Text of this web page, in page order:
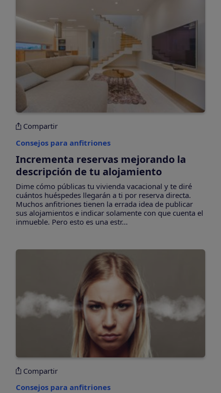
Compartir
Consejos para anfitriones
Incrementa reservas mejorando la
descripción de tu alojamiento
Dime cómo públicas tu vivienda vacacional y te diré
cuántos huéspedes llegarán a ti por reserva directa.
Muchos anfitriones tienen la errada idea de publicar
sus alojamientos e indicar solamente con que cuenta el
inmueble. Pero esto es una estr...
Compartir
Consejos para anfitriones